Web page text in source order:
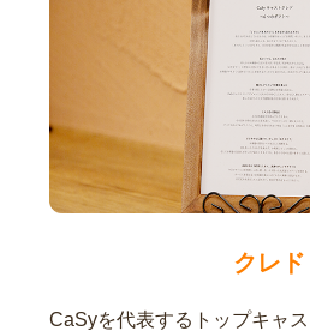
クレド
CaSyを代表するトップキャ